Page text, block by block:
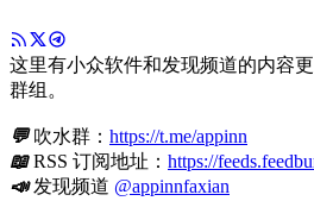
这里有小众软件和发现频道的内容
群组。
💬吹水群： https://t.me/appinn
📖RSS 订阅地址： https://
📣发现频道 @appinnfaxian